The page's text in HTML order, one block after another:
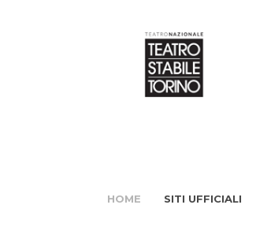
HOME SITI UFFICIALI